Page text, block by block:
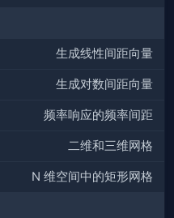
生成线性间距向量
生成对数间距向量
频率响应的频率间距
二维和三维网格
N 维空间中的矩形网格